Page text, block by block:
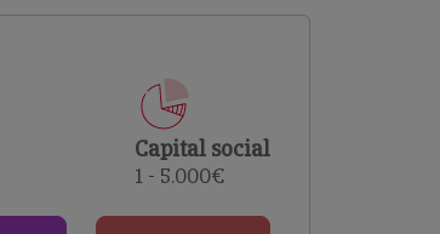
comerciais e analisar o risco de incumprimento dos
Capital social
1 - 5.000€